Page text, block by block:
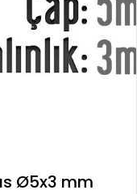
Ø5x3 mm